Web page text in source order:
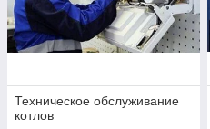
Мы гарантируем не
требованиям
проведения
устанавливаем
Техническое обслуживание
котлов